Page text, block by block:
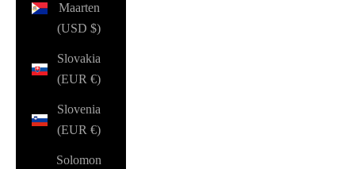
Maarten
(USD $)
Slovakia
(EUR €)
Slovenia
(EUR €)
Solomon